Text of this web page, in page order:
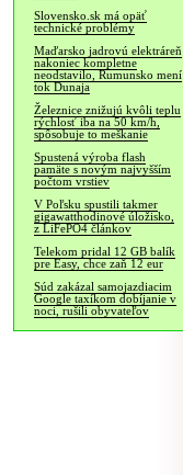
Slovensko.sk má opäť
technické problémy
Maďarsko jadrovú elektráreň
nakoniec kompletne
neodstavilo, Rumunsko mení
tok Dunaja
Železnice znižujú kvôli teplu
rýchlosť iba na 50 km/h,
spôsobuje to meškanie
Spustená výroba flash
pamäte s novým najvyšším
počtom vrstiev
V Poľsku spustili takmer
gigawatthodinové úložisko,
z LiFePO4 článkov
Telekom pridal 12 GB balík
pre Easy, chce zaň 12 eur
Súd zakázal samojazdiacim
Google taxíkom dobíjanie v
noci, rušili obyvateľov